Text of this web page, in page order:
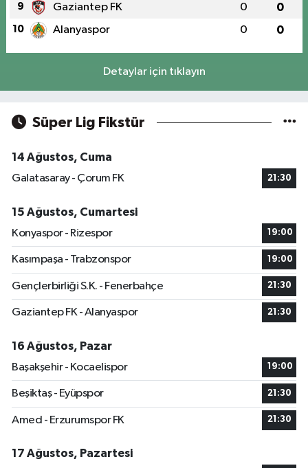
9 Gaziantep FK 0 0
10 Alanyaspor 0 0
Detaylar için tıklayın
Süper Lig Fikstür
14 Ağustos, Cuma
Galatasaray - Çorum FK
21:30
15 Ağustos, Cumartesi
Konyaspor - Rizespor
19:00
Kasımpaşa - Trabzonspor 19:00
Gençlerbirliği S.K. - Fenerbahçe 21:30
Gaziantep FK - Alanyaspor 21:30
16 Ağustos, Pazar
Başakşehir - Kocaelispor
19:00
Beşiktaş - Eyüpspor 21:30
Amed - Erzurumspor FK 21:30
17 Ağustos, Pazartesi